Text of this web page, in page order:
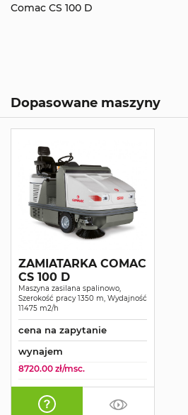
Comac CS 100 D
Dopasowane maszyny
ZAMIATARKA COMAC
CS 100 D
Maszyna zasilana spalinowo,
Szerokość pracy 1350 m, Wydajność
11475 m2/h
cena na zapytanie
wynajem
8720.00 zł/msc.